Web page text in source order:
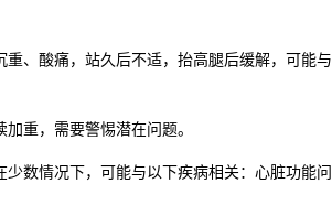
、酸痛，站久后不适，抬高腿后缓解，可能与
重，需要警惕潜在问题。
数情况下，可能与以下疾病相关：心脏功能问